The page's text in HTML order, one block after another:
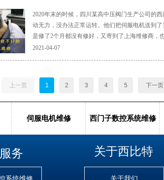
2020年末的时候，四川某高中压阀门生产公司的
动无力，没办法正常运转。他们把伺服电机送到
是修了2个月都没有修好，又寄到了上海维修商
2021-04-07
上一页 1 2 3 4 5 下一页
伺服电机维修 西门子数控系统维修
务 关于西比特